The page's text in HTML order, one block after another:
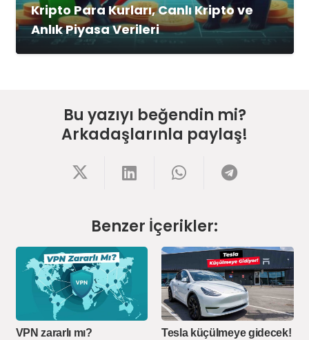
Kripto Para Kurları, Canlı Kripto ve
Anlık Piyasa Verileri
Bu yazıyı beğendin mi?
Arkadaşlarınla paylaş!
Benzer İçerikler:
VPN zararlı mı? Tesla küçülmeye gidecek!